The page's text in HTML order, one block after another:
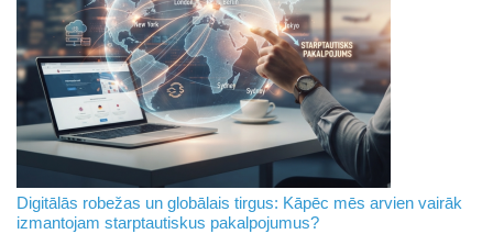
Digitālās robežas un globālais tirgus: Kāpēc mēs arvien vairāk
izmantojam starptautiskus pakalpojumus?